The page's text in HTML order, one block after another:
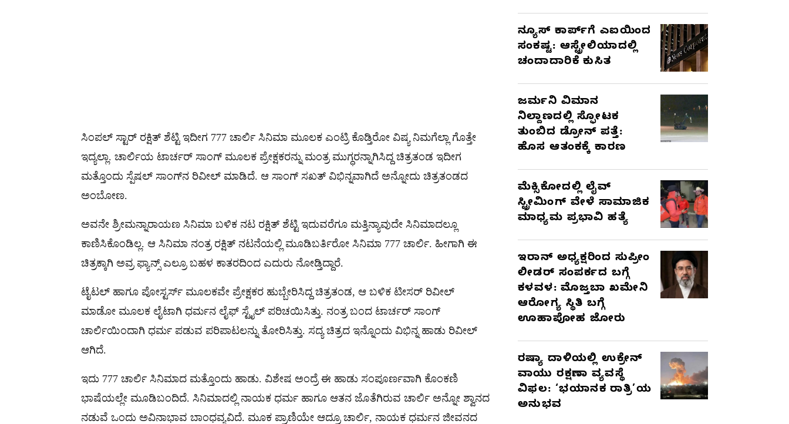
ಸಿಂಪಲ್ ಸ್ಟಾರ್ ರಕ್ಷಿತ್ ಶೆಟ್ಟಿ ಇದೀಗ 777 ಚಾರ್ಲಿ ಸಿನಿಮಾ ಮೂಲಕ ಎಂಟ್ರಿ ಕೊಡ್ತಿರೋ ವಿಷ್ಯ ನಿಮಗೆಲ್ಲಾ ಗೊತ್ತೇ
ಇದ್ಯಲ್ಲಾ. ಚಾರ್ಲಿಯ ಟಾರ್ಚರ್ ಸಾಂಗ್​ ಮೂಲಕ ಪ್ರೇಕ್ಷಕರನ್ನು ಮಂತ್ರ ಮುಗ್ಧರನ್ನಾಗಿಸಿದ್ದ ಚಿತ್ರತಂಡ ಇದೀಗ
ಮತ್ತೊಂದು ಸ್ಪೆಷಲ್ ಸಾಂಗ್​ನ ರಿವೀಲ್ ಮಾಡಿದೆ. ಆ ಸಾಂಗ್ ಸಖತ್ ವಿಭಿನ್ನವಾಗಿದೆ ಅನ್ನೋದು ಚಿತ್ರತಂಡದ
ಅಂಬೋಣ.
ಅವನೇ ಶ್ರೀಮನ್ನಾರಾಯಣ ಸಿನಿಮಾ ಬಳಿಕ ನಟ ರಕ್ಷಿತ್ ಶೆಟ್ಟಿ ಇದುವರೆಗೂ ಮತ್ತಿನ್ಯಾವುದೇ ಸಿನಿಮಾದಲ್ಲೂ
ಕಾಣಿಸಿಕೊಂಡಿಲ್ಲ. ಆ ಸಿನಿಮಾ ನಂತ್ರ ರಕ್ಷಿತ್ ನಟನೆಯಲ್ಲಿ ಮೂಡಿಬರ್ತಿರೋ ಸಿನಿಮಾ 777 ಚಾರ್ಲಿ. ಹೀಗಾಗಿ ಈ
ಚಿತ್ರಕ್ಕಾಗಿ ಅವ್ರ ಫ್ಯಾನ್ಸ್ ಎಲ್ರೂ ಬಹಳ ಕಾತರದಿಂದ ಎದುರು ನೋಡ್ತಿದ್ದಾರೆ.
ಟೈಟಲ್ ಹಾಗೂ ಪೋಸ್ಟರ್ಸ್ ಮೂಲಕವೇ ಪ್ರೇಕ್ಷಕರ ಹುಬ್ಬೇರಿಸಿದ್ದ ಚಿತ್ರತಂಡ, ಆ ಬಳಿಕ ಟೀಸರ್ ರಿವೀಲ್
ಮಾಡೋ ಮೂಲಕ ಲೈಟಾಗಿ ಧರ್ಮನ ಲೈಫ್ ಸ್ಟೈಲ್ ಪರಿಚಯಿಸಿತ್ತು. ನಂತ್ರ ಬಂದ ಟಾರ್ಚರ್ ಸಾಂಗ್
ಚಾರ್ಲಿಯಿಂದಾಗಿ ಧರ್ಮ ಪಡುವ ಪರಿಪಾಟಲನ್ನು ತೋರಿಸಿತ್ತು. ಸದ್ಯ ಚಿತ್ರದ ಇನ್ನೊಂದು ವಿಭಿನ್ನ ಹಾಡು ರಿವೀಲ್
ಆಗಿದೆ.
ಇದು 777 ಚಾರ್ಲಿ ಸಿನಿಮಾದ ಮತ್ತೊಂದು ಹಾಡು. ವಿಶೇಷ ಅಂದ್ರೆ ಈ ಹಾಡು ಸಂಪೂರ್ಣವಾಗಿ ಕೊಂಕಣಿ
ಭಾಷೆಯಲ್ಲೇ ಮೂಡಿಬಂದಿದೆ. ಸಿನಿಮಾದಲ್ಲಿ ನಾಯಕ ಧರ್ಮ ಹಾಗೂ ಆತನ ಜೊತೆಗಿರುವ ಚಾರ್ಲಿ ಅನ್ನೋ ಶ್ವಾನದ
ನಡುವೆ ಒಂದು ಅವಿನಾಭಾವ ಬಾಂಧವ್ಯವಿದೆ. ಮೂಕ ಪ್ರಾಣಿಯೇ ಆದ್ರೂ ಚಾರ್ಲಿ, ನಾಯಕ ಧರ್ಮನ ಜೀವನದ
ನ್ಯೂಸ್ ಕಾರ್ಪ್‌ಗೆ ಎಐಯಿಂದ
ಸಂಕಷ್ಟ: ಆಸ್ಟ್ರೇಲಿಯಾದಲ್ಲಿ
ಚಂದಾದಾರಿಕೆ ಕುಸಿತ
ಜರ್ಮನಿ ವಿಮಾನ
ನಿಲ್ದಾಣದಲ್ಲಿ ಸ್ಫೋಟಕ
ತುಂಬಿದ ಡ್ರೋನ್ ಪತ್ತೆ:
ಹೊಸ ಆತಂಕಕ್ಕೆ ಕಾರಣ
ಮೆಕ್ಸಿಕೋದಲ್ಲಿ ಲೈವ್
ಸ್ಟ್ರೀಮಿಂಗ್ ವೇಳೆ ಸಾಮಾಜಿಕ
ಮಾಧ್ಯಮ ಪ್ರಭಾವಿ ಹತ್ಯೆ
ಇರಾನ್ ಅಧ್ಯಕ್ಷರಿಂದ ಸುಪ್ರೀಂ
ಲೀಡರ್ ಸಂಪರ್ಕದ ಬಗ್ಗೆ
ಕಳವಳ: ಮೊಜ್ತಬಾ ಖಮೇನಿ
ಆರೋಗ್ಯ ಸ್ಥಿತಿ ಬಗ್ಗೆ
ಊಹಾಪೋಹ ಜೋರು
ರಷ್ಯಾ ದಾಳಿಯಲ್ಲಿ ಉಕ್ರೇನ್
ವಾಯು ರಕ್ಷಣಾ ವ್ಯವಸ್ಥೆ
ವಿಫಲ: ‘ಭಯಾನಕ ರಾತ್ರಿ’ಯ
ಅನುಭವ